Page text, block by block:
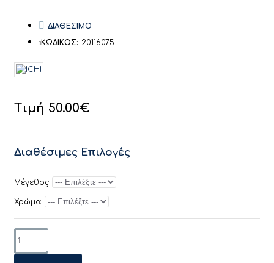
Τιμή 50.00€
ΔΙΑΘΕΣΙΜΟ
ΚΩΔΙΚΟΣ: 20116075
Διαθέσιμες Επιλογές
Μέγεθος
Χρώμα